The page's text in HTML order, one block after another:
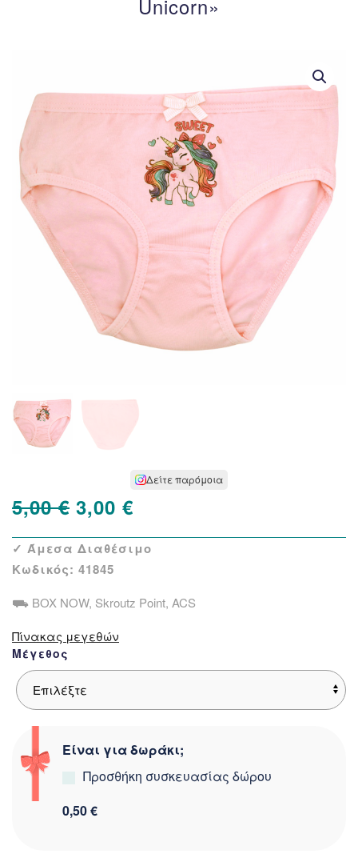
Unicorn»
Δείτε παρόμοια
5,00€ Original
price
was:
3,00 €
τρέχουσα
τιμή
3,00 €.
✓ Άμεσα Διαθέσιμο
Κωδικός: 41845
⛟ BOX NOW, Skroutz Point, ACS
Πίνακας μεγεθών
Μέγεθος
Είναι για δωράκι;
Προσθήκη συσκευασίας δώρου
0,50 €